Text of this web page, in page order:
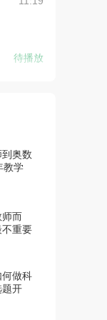
待播放
12:56
10:15
10:15
奥数
教学
师而
重要
做科
题开